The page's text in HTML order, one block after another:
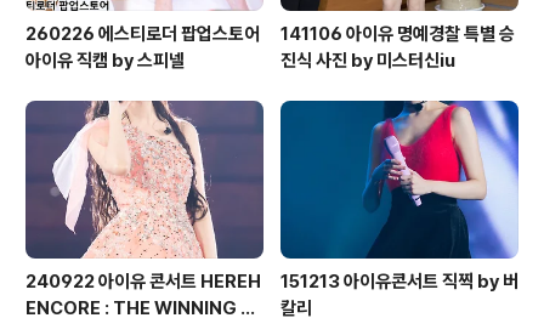
260226 에스티로더 팝업스토어
아이유 직캠 by 스피넬
141106 아이유 명예경찰 특별 승
진식 사진 by 미스터신iu
240922 아이유 콘서트 HEREH
ENCORE : THE WINNING 직
151213 아이유콘서트 직찍 by 버
칼리